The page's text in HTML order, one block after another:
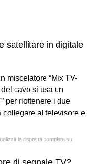
satellitare in digitale
miscelatore “Mix TV-
del cavo si usa un
per riottenere i due
collegare al televisore e
la risposta completa su
di segnale TV?